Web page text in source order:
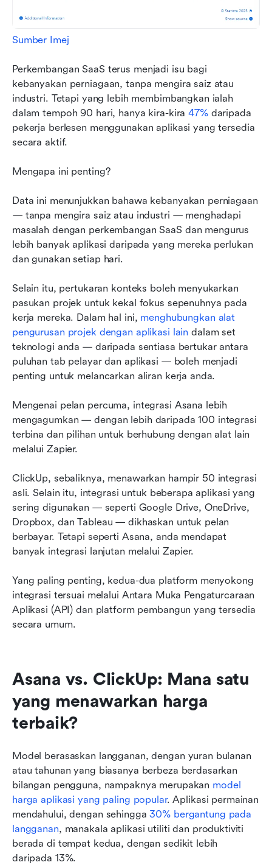
Sumber Imej
Perkembangan SaaS terus menjadi isu bagi
kebanyakan perniagaan, tanpa mengira saiz atau
industri. Tetapi yang lebih membimbangkan ialah
dalam tempoh 90 hari, hanya kira-kira 47% daripada
pekerja berlesen menggunakan aplikasi yang tersedia
secara aktif.
Mengapa ini penting?
Data ini menunjukkan bahawa kebanyakan perniagaan
— tanpa mengira saiz atau industri — menghadapi
masalah dengan perkembangan SaaS dan mengurus
lebih banyak aplikasi daripada yang mereka perlukan
dan gunakan setiap hari.
Selain itu, pertukaran konteks boleh menyukarkan
pasukan projek untuk kekal fokus sepenuhnya pada
kerja mereka. Dalam hal ini, menghubungkan alat
pengurusan projek dengan aplikasi lain dalam set
teknologi anda — daripada sentiasa bertukar antara
puluhan tab pelayar dan aplikasi — boleh menjadi
penting untuk melancarkan aliran kerja anda.
Mengenai pelan percuma, integrasi Asana lebih
mengagumkan — dengan lebih daripada 100 integrasi
terbina dan pilihan untuk berhubung dengan alat lain
melalui Zapier.
ClickUp, sebaliknya, menawarkan hampir 50 integrasi
asli. Selain itu, integrasi untuk beberapa aplikasi yang
sering digunakan — seperti Google Drive, OneDrive,
Dropbox, dan Tableau — dikhaskan untuk pelan
berbayar. Tetapi seperti Asana, anda mendapat
banyak integrasi lanjutan melalui Zapier.
Yang paling penting, kedua-dua platform menyokong
integrasi tersuai melalui Antara Muka Pengaturcaraan
Aplikasi (API) dan platform pembangun yang tersedia
secara umum.
Asana vs. ClickUp: Mana satu
yang menawarkan harga
terbaik?
Model berasaskan langganan, dengan yuran bulanan
atau tahunan yang biasanya berbeza berdasarkan
bilangan pengguna, nampaknya merupakan model
harga aplikasi yang paling popular. Aplikasi permainan
mendahului, dengan sehingga 30% bergantung pada
langganan, manakala aplikasi utiliti dan produktiviti
berada di tempat kedua, dengan sedikit lebih
daripada 13%.